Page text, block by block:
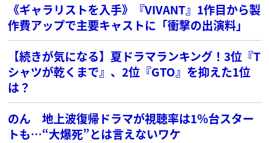
《ギャラリストを入手》『VIVANT』1作目から製
作費アップで主要キャストに「衝撃の出演料」
【続きが気になる】夏ドラマランキング！3位『T
シャツが乾くまで』、2位『GTO』を抑えた1位
は？
のん 地上波復帰ドラマが視聴率は1％台スター
トも…“大爆死”とは言えないワケ